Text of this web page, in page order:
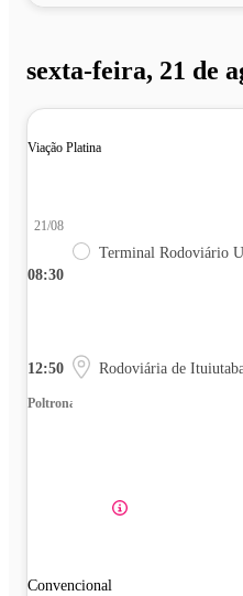
sexta-feira, 21 de
Viação Platina
08:30
21/08
Terminal Rodoviário
12:50 Rodoviária de
Poltrona
Convencional